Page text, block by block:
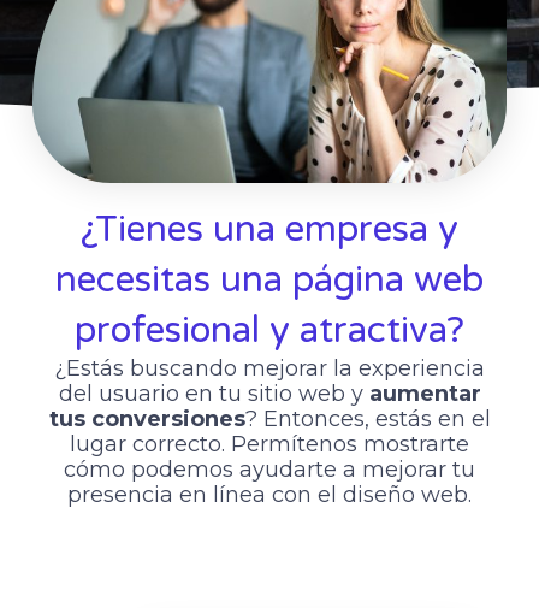
¿Tienes una empresa y
necesitas una página web
profesional y atractiva?
¿Estás buscando mejorar la experiencia
del usuario en tu sitio web y aumentar
tus conversiones? Entonces, estás en el
lugar correcto. Permítenos mostrarte
cómo podemos ayudarte a mejorar tu
presencia en línea con el diseño web.